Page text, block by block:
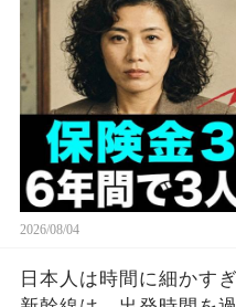
2026/08/04
日本人は時間に細かす